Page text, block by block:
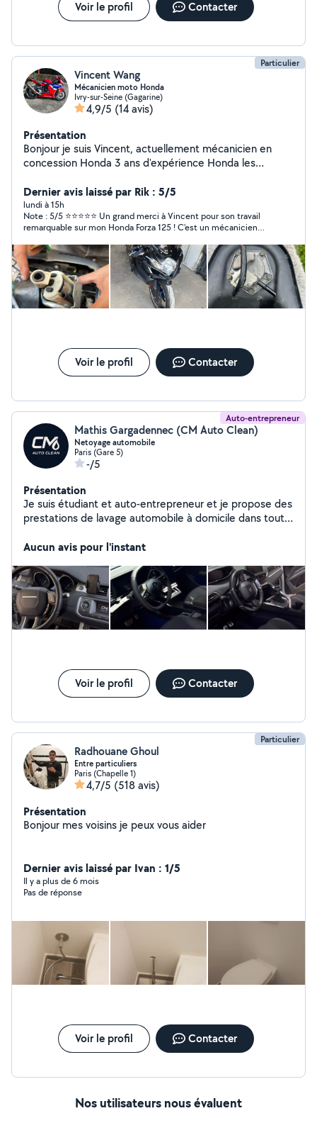
Voir le profil Contacter
Particulier
Vincent Wang
Mécanicien moto Honda
Ivry-sur-Seine (Gagarine)
4,9/5 (14 avis)
Présentation
Bonjour je suis Vincent, actuellement mécanicien en
concession Honda 3 ans d'expérience Honda les
dépannage / pose d'accessoires Spécialiste Honda, j'ai
accès au manuel d'atelier Je préfère me déplacer pour
les prestations mais vous pouvez me dépose la moto
Dernier avis laissé par Rik : 5/5
lundi à 15h
​Note : 5/5 ⭐⭐⭐⭐⭐ ​Un grand merci à Vincent pour son travail
remarquable sur mon Honda Forza 125 ! ​C'est un mécanicien
scooter sur le bout des doigts. En plus d'un travail d'une
propreté irréprochable, il prend le temps d'expliquer ce qu'il fait
au fur et à mesure, ce qui est très appréciable. ​Respectueux,
pédagogue et avec des tarifs très attractifs, c'est une perle
rare. Vous pouvez y aller les yeux fermés, vous ne serez
absolument pas déçu. ​C'est décidé, il devient mon mécanicien
Voir le profil Contacter
Auto-entrepreneur
Mathis Gargadennec (CM Auto Clean)
Netoyage automobile
Paris (Gare 5)
-/5
Présentation
Je suis étudiant et auto-entrepreneur et je propose des
prestations de lavage automobile à domicile dans toute
pour nettoyer l'intérieur de votre véhicule. J'ai aussi une
pneumatique, etc), avec 2 ans d'expérience en tant que
technicien de maintenance sur les Bus de la RATP. Je
réalise à mon compte des réparations de scooter (50,
125) avec un garage très bien équipé. N'hésitez pas à
me contacter pour plus d'informations ou un devis, je
Aucun avis pour l'instant
Voir le profil Contacter
Particulier
Radhouane Ghoul
Entre particuliers
Paris (Chapelle 1)
4,7/5 (518 avis)
Présentation
Bonjour mes voisins je peux vous aider
Dernier avis laissé par Ivan : 1/5
Il y a plus de 6 mois
Pas de réponse
Voir le profil Contacter
Nos utilisateurs nous évaluent